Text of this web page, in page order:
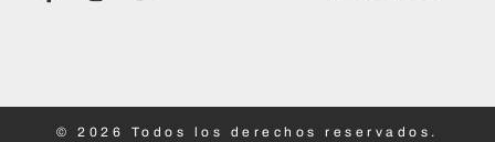
© 2026 Todos los derechos reservados.